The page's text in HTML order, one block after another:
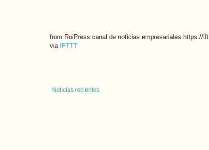
from RoiPress canal de noticias empresariales https://
via IFTTT
Noticias recientes